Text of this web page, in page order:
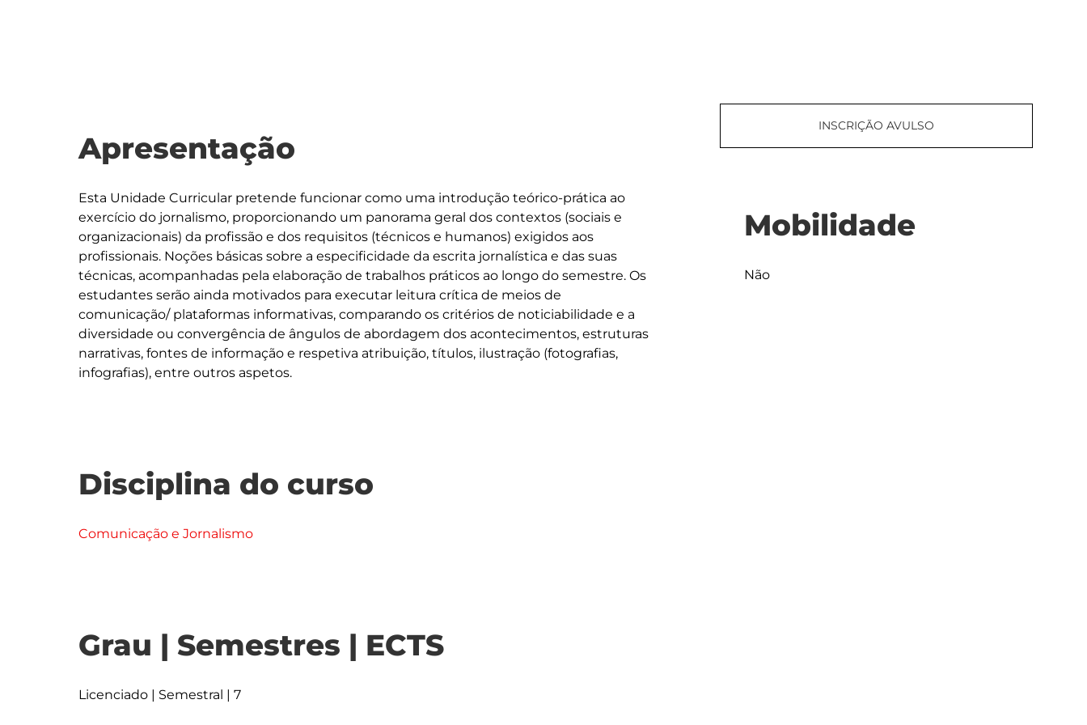
Apresentação
Esta Unidade Curricular pretende funcionar como uma introdução teórico-prática ao
exercício do jornalismo, proporcionando um panorama geral dos contextos (sociais e
organizacionais) da profissão e dos requisitos (técnicos e humanos) exigidos aos
profissionais. Noções básicas sobre a especificidade da escrita jornalística e das suas
técnicas, acompanhadas pela elaboração de trabalhos práticos ao longo do semestre. Os
estudantes serão ainda motivados para executar leitura crítica de meios de
comunicação/ plataformas informativas, comparando os critérios de noticiabilidade e a
diversidade ou convergência de ângulos de abordagem dos acontecimentos, estruturas
narrativas, fontes de informação e respetiva atribuição, títulos, ilustração (fotografias,
Disciplina do curso
Comunicação e Jornalismo
Grau | Semestres | ECTS
Licenciado | Semestral | 7
INSCRIÇÃO AVULSO
Mobilidade
Não